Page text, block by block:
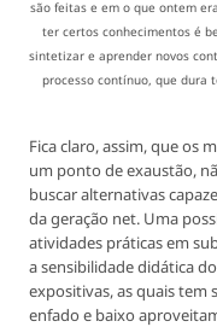
são feitas e em o que ontem
ter certos conhecimentos é
sintetizar e aprender novos
processo contínuo, que dura
Fica claro, assim, que os
um ponto de exaustão,
buscar alternativas
da geração net. Uma
atividades práticas em
a sensibilidade didática
expositivas, as quais tem
enfado e baixo